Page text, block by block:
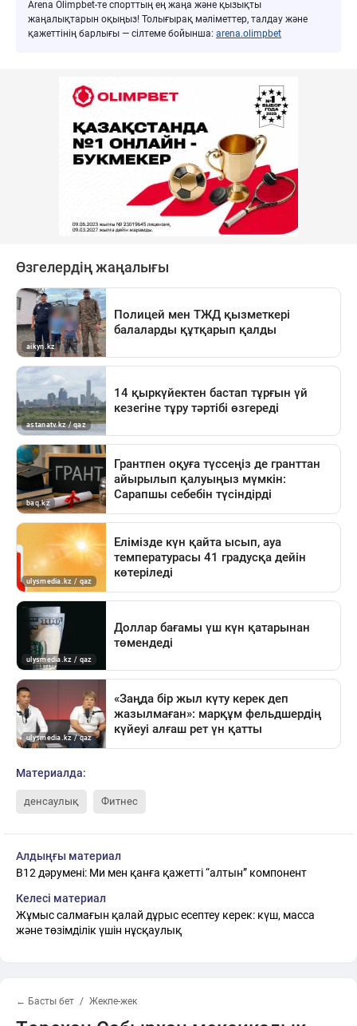
Arena Olimpbet-те спорттың ең жаңа және қызықты
жаңалықтарын оқыңыз! Толығырақ мәліметтер, талдау және
қажеттінің барлығы — сілтеме бойынша: arena.olimpbet
Материалда:
денсаулық Фитнес
Алдыңғы материал
B12 дәрумені: Ми мен қанға қажетті “алтын” компонент
Келесі материал
Жұмыс салмағын қалай дұрыс есептеу керек: күш, масса
және төзімділік үшін нұсқаулық
← Басты бет Жекпе-жек